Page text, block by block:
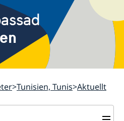
Tunisien, Tunis Aktuellt